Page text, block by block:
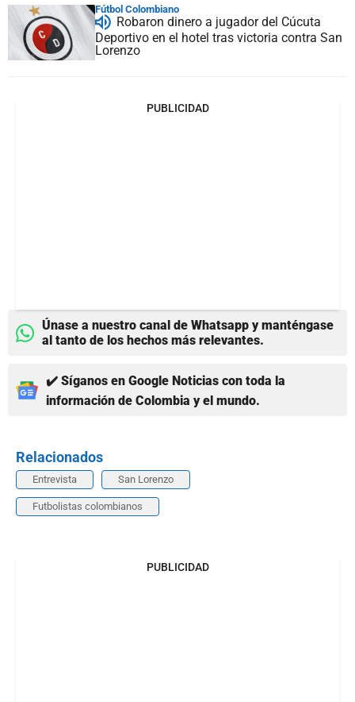
Fútbol Colombiano
Robaron dinero a jugador del Cúcuta
Deportivo en el hotel tras victoria contra San
Lorenzo
PUBLICIDAD
Únase a nuestro canal de Whatsapp y manténgase
al tanto de los hechos más relevantes.
✔️ Síganos en Google Noticias con toda la
información de Colombia y el mundo.
Relacionados
Entrevista San Lorenzo
Futbolistas colombianos
PUBLICIDAD